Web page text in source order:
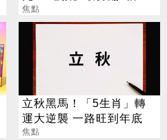
焦點
立秋黑馬！「5生肖」轉
運大逆襲 一路旺到年底
焦點